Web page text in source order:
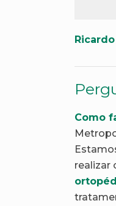
Como
realizar